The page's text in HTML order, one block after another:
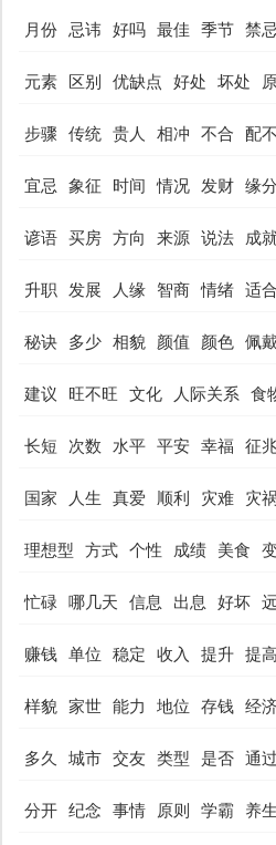
月份 忌讳 好吗 最佳 季节 禁忌
元素 区别 优缺点 好处 坏处
步骤 传统 贵人 相冲 不合 配
宜忌 象征 时间 情况 发财 缘分
谚语 买房 方向 来源 说法 成
升职 发展 人缘 智商 情绪 适合
秘诀 多少 相貌 颜值 颜色 佩
建议 旺不旺 文化 人际关系 食
长短 次数 水平 平安 幸福 征
国家 人生 真爱 顺利 灾难 灾祸
理想型 方式 个性 成绩 美食
忙碌 哪几天 信息 出息 好坏
赚钱 单位 稳定 收入 提升 提高
样貌 家世 能力 地位 存钱 经
多久 城市 交友 类型 是否 通过
分开 纪念 事情 原则 学霸 养生